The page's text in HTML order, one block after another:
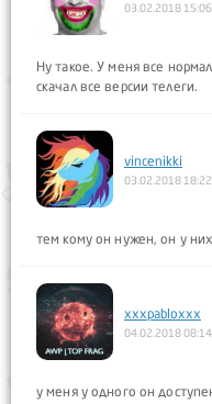
03.02.2018 15:06
Ну такое. У меня все
скачал все версии телеги.
vincenikki
03.02.2018 18:22
тем кому он нужен, он у
xxxpabloxxx
04.02.2018 08:14
у меня у одного он